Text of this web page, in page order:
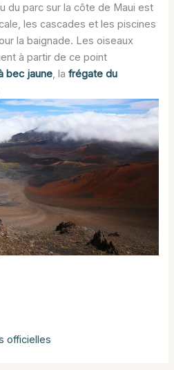
du parc sur la côte de Maui est
les cascades et les piscines
la baignade. Les oiseaux
à partir de ce point
bec jaune , lafrégate du
officielles